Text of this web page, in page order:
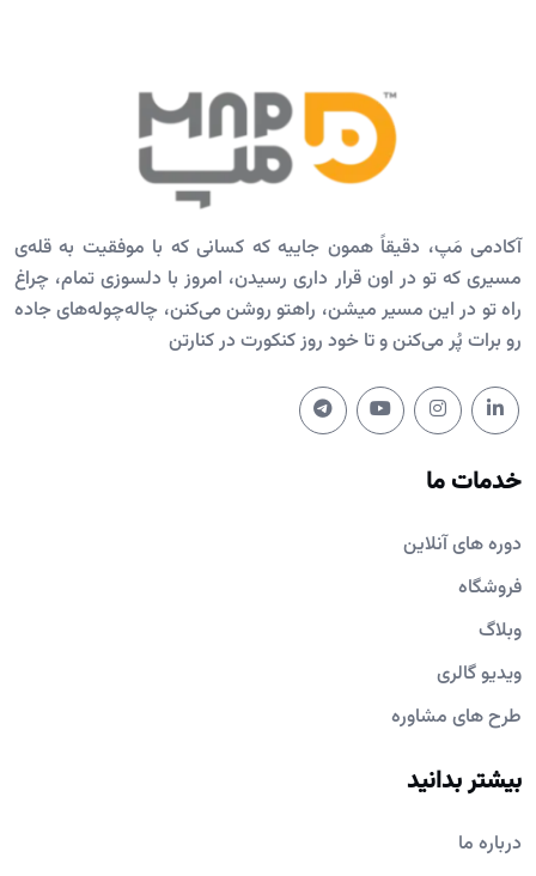
آکادمی مَپ، دقیقاً همون جاییه که کسانی که با موفقیت به قله‌ی
مسیری که تو در اون قرار داری رسیدن، امروز با دلسوزی تمام، چراغ
راه تو در این مسیر میشن، راهتو روشن می‌کنن، چاله‌چوله‌های جاده
رو برات پُر می‌کنن و تا خود روز کنکورت در کنارتن
خدمات ما
دوره های آنلاین
فروشگاه
وبلاگ
ویدیو گالری
طرح های مشاوره
بیشتر بدانید
درباره ما